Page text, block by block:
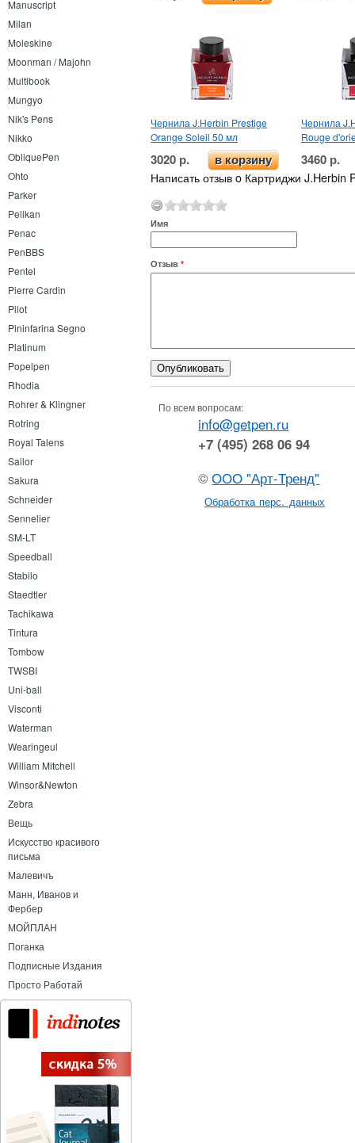
Manuscript
Milan
Moleskine
Moonman / Majohn
Multibook
Mungyo
Nik's Pens
Nikko
ObliquePen
Ohto
Parker
Pelikan
Penac
PenBBS
Pentel
Pierre Cardin
Pilot
Pininfarina Segno
Platinum
Popelpen
Rhodia
Rohrer & Klingner
Rotring
Royal Talens
Sailor
Sakura
Schneider
Sennelier
SM-LT
Speedball
Stabilo
Staedtler
Tachikawa
Tintura
Tombow
TWSBI
Uni-ball
Visconti
Waterman
Wearingeul
William Mitchell
Winsor&Newton
Zebra
Вещь
Искусство красивого
письма
Малевичъ
Манн, Иванов и
Фербер
МОЙПЛАН
Поганка
Подписные Издания
Просто Работай
Чернила J.Herbin Prestige
Orange Soleil 50 мл
3020 р. в корзину
Чернила
Rouge
3460 р.
Написать отзыв o Картриджи
Имя
Отзыв *
По всем вопросам:
info@getpen.ru
+7 (495) 268 06 94
©ООО "Арт-Тренд"
Обработка перс. данных